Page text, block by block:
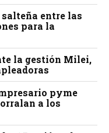
entre las
para la
la gestión Milei,
pyme
a los